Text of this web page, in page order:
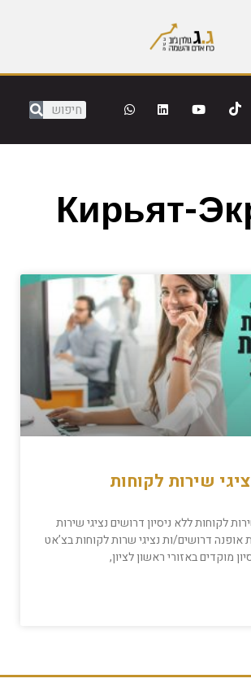
Кирьят-
שירות לקוחות
לקוחות ללא ניסיון דרושים נציגי שירות
דרושים/ות נציגי שרות לקוחות בצ’אט
מוקדים באזורי ראשון לציון,